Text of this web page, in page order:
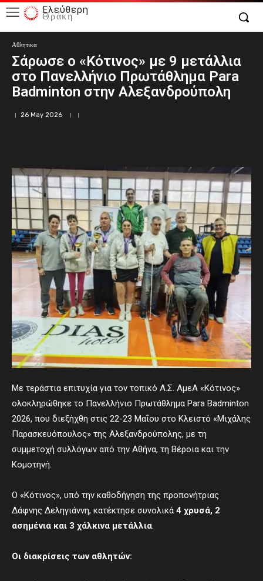
Ελεύθερη
Θράκη
Αθλητικα
Σάρωσε ο «Κότινος» με 9 μετάλλια
στο Πανελλήνιο Πρωτάθλημα Para
Badminton στην Αλεξανδρούπολη
26 May 2026
Με τεράστια επιτυχία για τον τοπικό Α.Σ. ΑμεΑ «Κότινος»
ολοκληρώθηκε το Πανελλήνιο Πρωτάθλημα Para Badminton
2026, που διεξήχθη στις 22-23 Μαΐου στο Κλειστό «Μιχάλης
Παρασκευόπουλος» της Αλεξανδρούπολης, με τη
συμμετοχή συλλόγων από την Αθήνα, τη Βέροια και την
Κομοτηνή.
Ο «Κότινος», υπό την καθοδήγηση της προπονήτριας
Δάφνης Δεληγιάννη, κατέκτησε συνολικά 4 χρυσά, 2
ασημένια και 3 χάλκινα μετάλλια.
Οι διακρίσεις των αθλητών: